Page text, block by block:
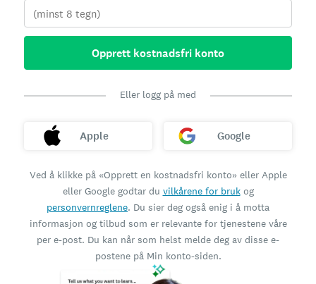
Opprett kostnadsfri konto
Eller logg på med
Apple Google
Ved å klikke på «Opprett en kostnadsfri konto» eller Apple
eller Google godtar du vilkårene for brukog
personvernreglene. Du sier deg også enig i å motta
informasjon og tilbud som er relevante for tjenestene våre
per e-post. Du kan når som helst melde deg av disse e-
postene på Min konto-siden.